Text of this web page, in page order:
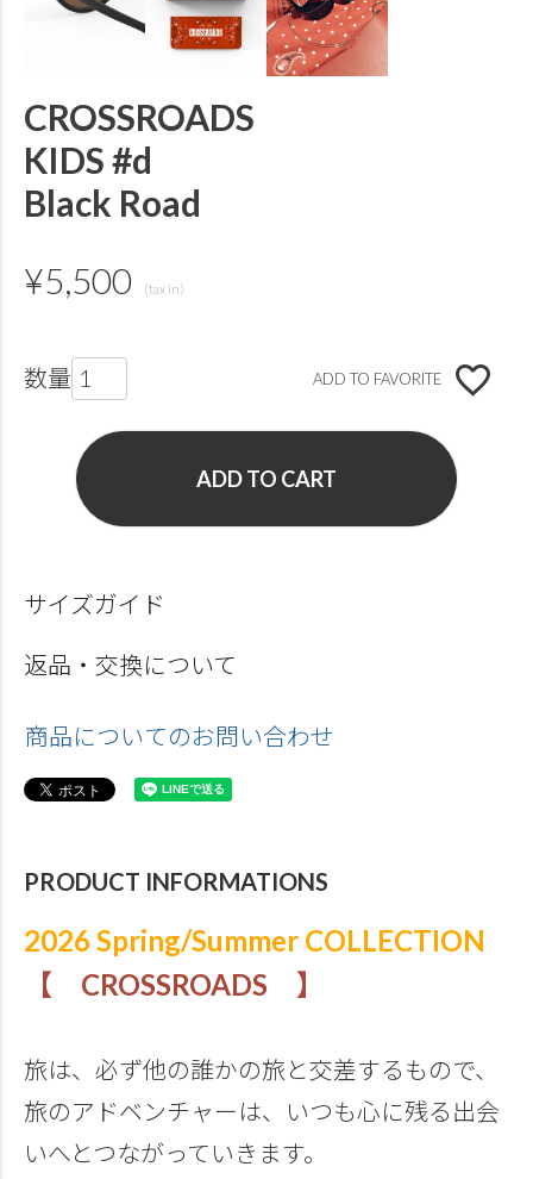
CROSSROADS
KIDS #d
Black Road
¥5,500
ADD TO FAVORITE
ADD TO CART
サイズガイド
返品・交換について
商品についてのお問い合わせ
PRODUCT INFORMATIONS
2026 Spring/Summer COLLECTION
【 CROSSROADS 】
旅は、必ず他の誰かの旅と交差するもので、
旅のアドベンチャーは、いつも心に残る出会
いへとつながっていきます。